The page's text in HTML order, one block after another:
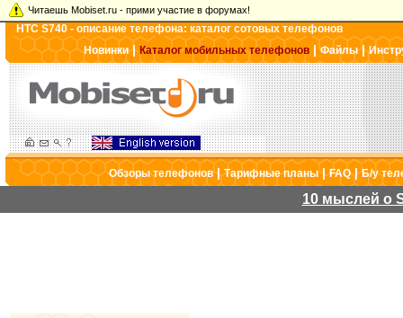
Читаешь Mobiset.ru - прими участие в форумах!
HTC S740 - описание телефона: каталог сотовых телефонов
Новинки|Каталог мобильных телефонов |Файлы|
Обзоры телефонов|Тарифные планы|FAQ|Б/у
10 мыслей о